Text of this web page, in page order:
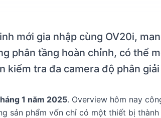
mới gia nhập cùng OV20i,
phân tầng hoàn chỉnh, có thể
kiểm tra đa camera độ phân
1 năm 2025. Overview hôm nay
sản phẩm vốn chỉ có một thiết bị